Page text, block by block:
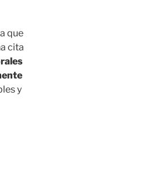
que
cita
y